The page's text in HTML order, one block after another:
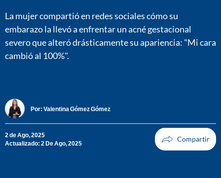
La mujer compartió en redes sociales cómo su
embarazo la llevó a enfrentar un acné gestacional
severo que alteró drásticamente su apariencia: "Mi cara
cambió al 100%".
Por: Valentina Gómez Gómez
2 de Ago, 2025
Actualizado: 2 De Ago, 2025